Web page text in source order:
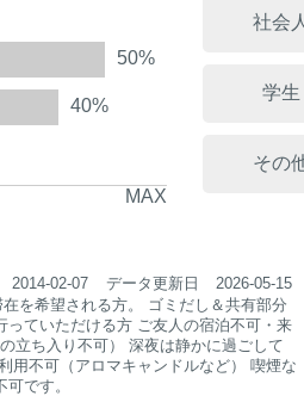
50%
40%
MAX
社会
学生
その
データ更新日 2026-05-15
2014-02-07
を希望される方。 ゴミだし＆共有部分
っていただける方 ご友人の宿泊不可・来
立ち入り不可） 深夜は静かに過ごして
用不可（アロマキャンドルなど） 喫煙な
です。